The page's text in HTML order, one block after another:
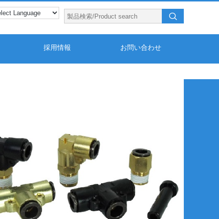
採用情報 お問い合わせ